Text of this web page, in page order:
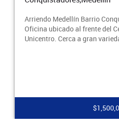
Consultorio u
Comercial
de servicios co